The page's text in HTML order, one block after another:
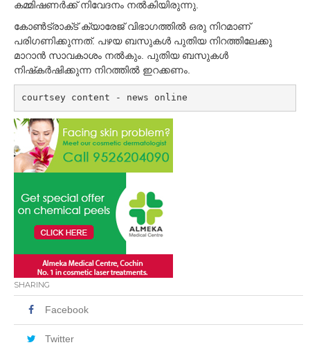
കമ്മിഷണര്‍ക്ക് നിവേദനം നല്‍കിയിരുന്നു.
കോണ്‍ട്രാക്‌ട് ക്യാരേജ് വിഭാഗത്തില്‍ ഒരു നിറമാണ്
പരിഗണിക്കുന്നത്. പഴയ ബസുകള്‍ പുതിയ നിറത്തിലേക്കു
മാറാന്‍ സാവകാശം നല്‍കും. പുതിയ ബസുകള്‍
നിഷ്‌കര്‍ഷിക്കുന്ന നിറത്തില്‍ ഇറക്കണം.
courtsey content - news online
SHARING
Facebook
Twitter